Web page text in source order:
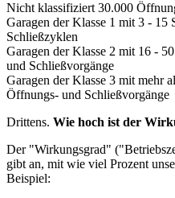
Nicht klassifiziert 30.000
Garagen der Klasse 1 mit 3 - 15
Schließzyklen
Garagen der Klasse 2 mit 16 -
und Schließvorgänge
Garagen der Klasse 3 mit mehr
Öffnungs- und Schließvorgänge
Drittens. Wie hoch ist der
Der "Wirkungsgrad"
gibt an, mit wie viel Prozent
Beispiel: